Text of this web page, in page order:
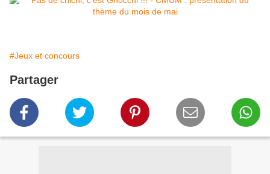
#Jeux et concours
Partager